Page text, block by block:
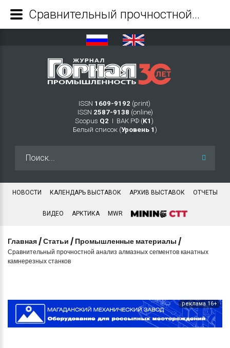
ISSN 1609-9192 (print)
ISSN 2587-9138 (online)
Scopus Q2 Ι ВАК РФ (K1 )
Белый список (Уровень 1 )
НОВОСТИ КАЛЕНДАРЬ ВЫСТАВОК АРХИВ ВЫСТАВОК ОТЧЕТЫ
ВИДЕО АРКТИКА MWR
Главная /Статьи / Промышленные материалы /
Сравнительный прочностной анализ алмазных сегментов канатных
камнерезных станков
реклама 16+
Сравнительный прочностной анализ алмазных сегментов канатных камнерезных станков - Журнал Горная промышленность